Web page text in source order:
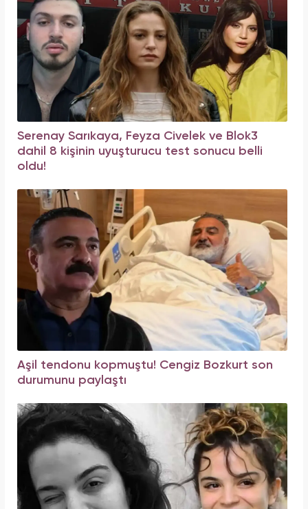
Serenay Sarıkaya, Feyza Civelek ve Blok3
dahil 8 kişinin uyuşturucu test sonucu belli
oldu!
Aşil tendonu kopmuştu! Cengiz Bozkurt son
durumunu paylaştı